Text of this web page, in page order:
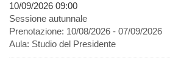
10/09/2026 09:00
Sessione autunnale
Prenotazione: 10/08/2026 - 07/09/2026
Aula: Studio del Presidente